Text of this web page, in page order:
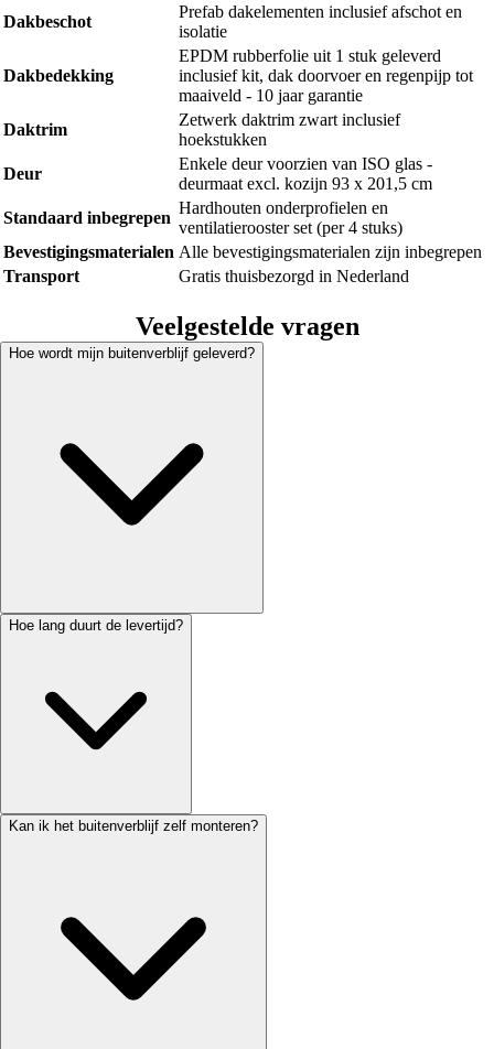
Dakbeschot
Prefab dakelementen inclusief afschot en
isolatie
Dakbedekking
EPDM rubberfolie uit 1 stuk geleverd
inclusief kit, dak doorvoer en regenpijp tot
maaiveld - 10 jaar garantie
Daktrim
Zetwerk daktrim zwart inclusief
hoekstukken
Deur
Enkele deur voorzien van ISO glas -
deurmaat excl. kozijn 93 x 201,5 cm
Standaard inbegrepen
Hardhouten onderprofielen en
ventilatierooster set (per 4 stuks)
Bevestigingsmaterialen Alle bevestigingsmaterialen zijn inbegrepen
Transport
Gratis thuisbezorgd in Nederland
Veelgestelde vragen
Hoe wordt mijn buitenverblijf geleverd?
Hoe lang duurt de levertijd?
Kan ik het buitenverblijf zelf monteren?